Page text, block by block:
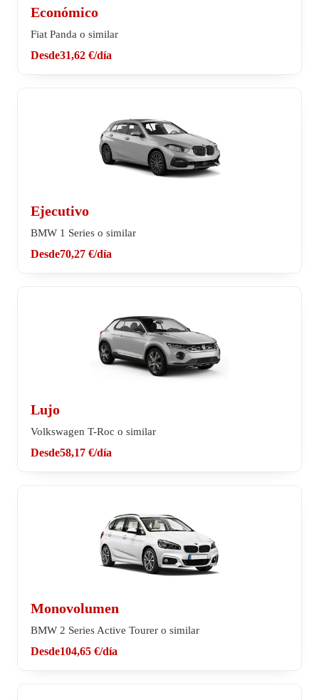
Económico
Fiat Panda o similar
Desde31,62 €/día
Ejecutivo
BMW 1 Series o similar
Desde70,27 €/día
Lujo
Volkswagen T-Roc o similar
Desde58,17 €/día
Monovolumen
BMW 2 Series Active Tourer o similar
Desde104,65 €/día